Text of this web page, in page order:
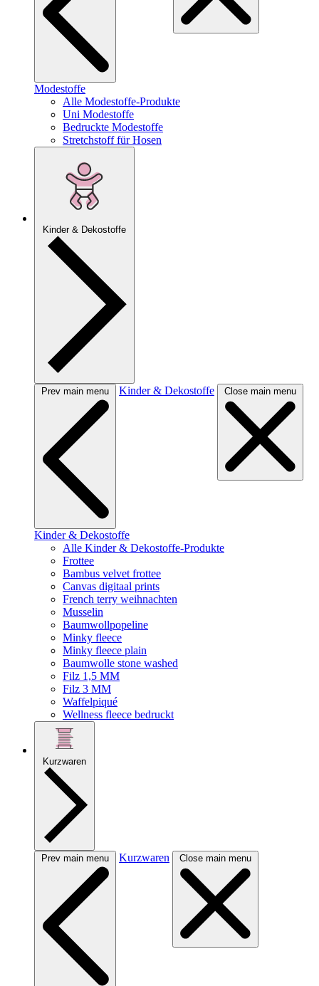
Modestoffe
Alle Modestoffe-Produkte
Uni Modestoffe
Bedruckte Modestoffe
Stretchstoff für Hosen
Kinder & Dekostoffe
Prev main menu Kinder & Dekostoffe Close main menu
Kinder & Dekostoffe
Alle Kinder & Dekostoffe-Produkte
Frottee
Bambus velvet frottee
Canvas digitaal prints
French terry weihnachten
Musselin
Baumwollpopeline
Minky fleece
Minky fleece plain
Baumwolle stone washed
Filz 1,5 MM
Filz 3 MM
Waffelpiqué
Wellness fleece bedruckt
Kurzwaren
Prev main menu Kurzwaren Close main menu